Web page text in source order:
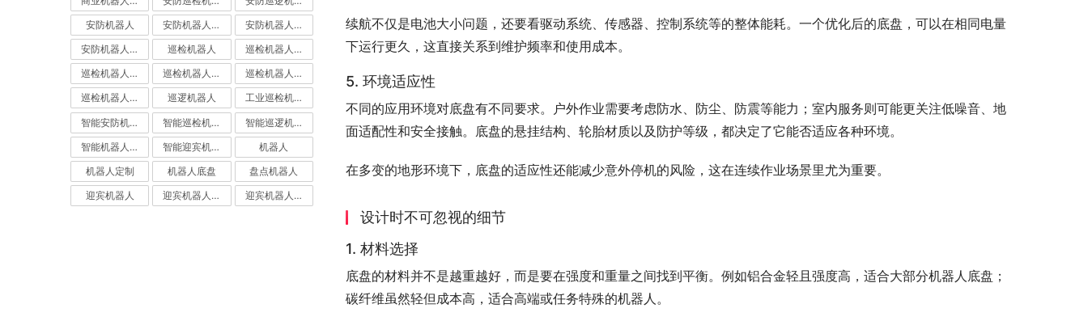
续航不仅是电池大小问题，还要看驱动系统、传感器、控制系统等的整体能耗。一个优化后的底盘，可以在相同电量
下运行更久，这直接关系到维护频率和使用成本。
5. 环境适应性
不同的应用环境对底盘有不同要求。户外作业需要考虑防水、防尘、防震等能力；室内服务则可能更关注低噪音、地
面适配性和安全接触。底盘的悬挂结构、轮胎材质以及防护等级，都决定了它能否适应各种环境。
在多变的地形环境下，底盘的适应性还能减少意外停机的风险，这在连续作业场景里尤为重要。
设计时不可忽视的细节
1. 材料选择
底盘的材料并不是越重越好，而是要在强度和重量之间找到平衡。例如铝合金轻且强度高，适合大部分机器人底盘；
碳纤维虽然轻但成本高，适合高端或任务特殊的机器人。
安防机器人 安防机器人价格 安防机器人公司
安防机器人定制 巡检机器人 巡检机器人价格
巡检机器人公司 巡检机器人厂家 巡检机器人定制
巡检机器人应用 巡逻机器人 工业巡检机器人
智能安防机器人 智能巡检机器人 智能巡逻机器人
智能机器人定制 智能迎宾机器人 机器人
机器人定制 机器人底盘 盘点机器人
迎宾机器人 迎宾机器人价格 迎宾机器人公司